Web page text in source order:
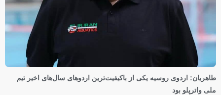
طاهریان: اردوی روسیه یکی از باکیفیت‌ترین اردوهای سال‌های اخیر تیم
ملی واترپلو بود